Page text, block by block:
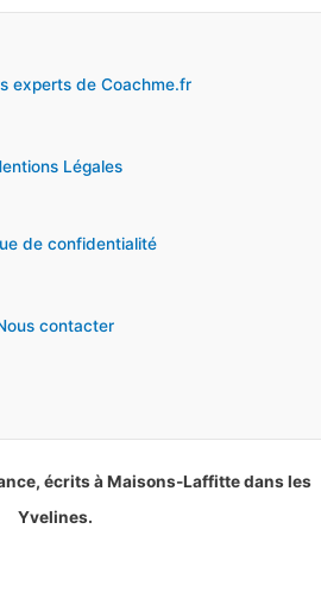
experts de Coachme.fr
Légales
de confidentialité
contacter
écrits à Maisons-Laffitte dans les
Yvelines.